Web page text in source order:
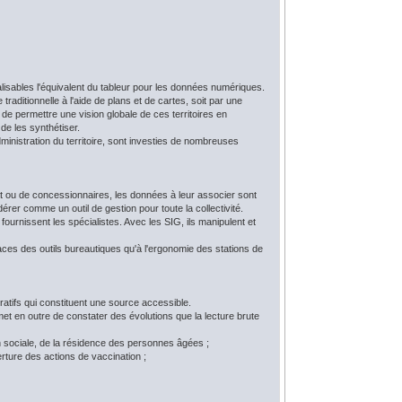
l'équivalent du tableur pour les données numériques.
à l'aide de plans et de cartes, soit par une
permettre une vision globale de ces territoires en
les synthétiser.
du territoire, sont investies de nombreuses
de concessionnaires, les données à leur associer sont
comme un outil de gestion pour toute la collectivité.
les spécialistes. Avec les SIG, ils manipulent et
des outils bureautiques qu'à l'ergonomie des stations de
qui constituent une source accessible.
en outre de constater des évolutions que la lecture brute
de la résidence des personnes âgées ;
des actions de vaccination ;